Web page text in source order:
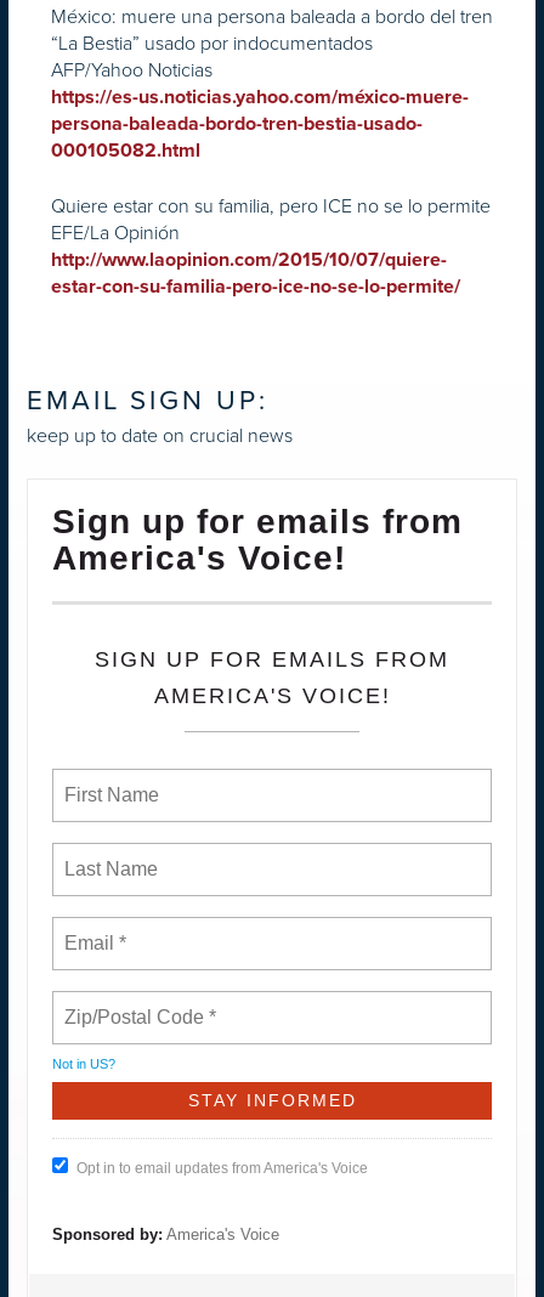
México: muere una persona baleada a bordo del tren
“La Bestia” usado por indocumentados
AFP/Yahoo Noticias
https://es-us.noticias.yahoo.com/méxico-muere-
persona-baleada-bordo-tren-bestia-usado-
000105082.html
Quiere estar con su familia, pero ICE no se lo permite
EFE/La Opinión
http://www.laopinion.com/2015/10/07/quiere-
estar-con-su-familia-pero-ice-no-se-lo-permite/
EMAIL SIGN UP:
keep up to date on crucial news
Sign up for emails from
America's Voice!
SIGN UP FOR EMAILS FROM
AMERICA'S VOICE!
Not in US?
Opt in to email updates from America's Voice
Sponsored by: America's Voice